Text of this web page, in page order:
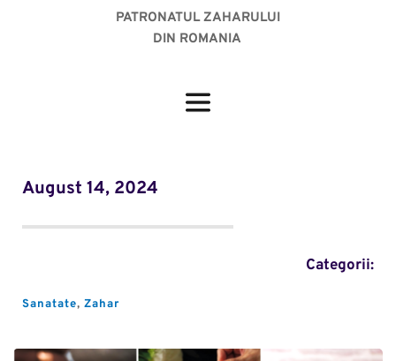
PATRONATUL ZAHARULUI
DIN ROMANIA
August 14, 2024
Categorii:
Sanatate, Zahar